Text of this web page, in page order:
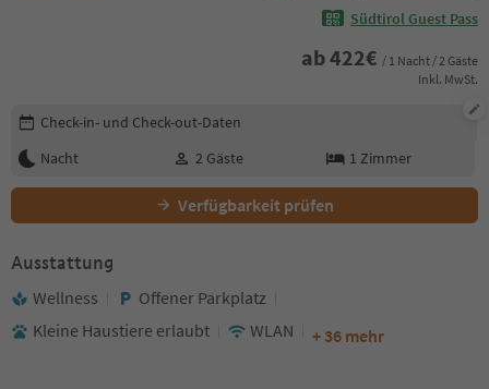
Südtirol Guest Pass
ab422€ / 1 Nacht / 2 Gäste
Inkl. MwSt.
Buchungsdetails bearbeiten
Check-in- und Check-out-Daten
Nacht
2 Gäste 1 Zimmer
Verfügbarkeit prüfen
Ausstattung
Wellness
Offener Parkplatz
Kleine Haustiere erlaubt
WLAN + 36 mehr